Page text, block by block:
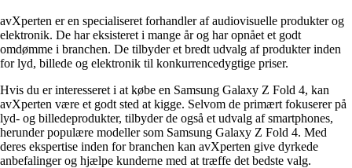
avXperten er en specialiseret forhandler af audiovisuelle produkter og
elektronik. De har eksisteret i mange år og har opnået et godt
omdømme i branchen. De tilbyder et bredt udvalg af produkter inden
for lyd, billede og elektronik til konkurrencedygtige priser.
Hvis du er interesseret i at købe en Samsung Galaxy Z Fold 4, kan
avXperten være et godt sted at kigge. Selvom de primært fokuserer på
lyd- og billedeprodukter, tilbyder de også et udvalg af smartphones,
herunder populære modeller som Samsung Galaxy Z Fold 4. Med
deres ekspertise inden for branchen kan avXperten give dyrkede
anbefalinger og hjælpe kunderne med at træffe det bedste valg.